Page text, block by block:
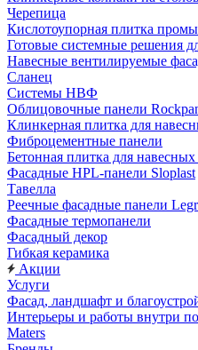
Черепица
Кислотоупорная плитка
Готовые системные решения
Навесные вентилируемые
Сланец
Системы НВФ
Облицовочные панели
Клинкерная плитка для
Фиброцементные панели
Бетонная плитка для
Фасадные HPL-панели Sloplast
Тавелла
Реечные фасадные панели
Фасадные термопанели
Фасадный декор
Гибкая керамика
Акции
Услуги
Фасад, ландшафт и
Интерьеры и работы внутри
Maters